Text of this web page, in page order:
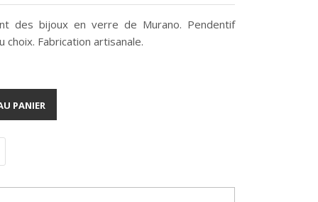
des bijoux en verre de Murano. Pendentif
Fabrication artisanale.
PANIER